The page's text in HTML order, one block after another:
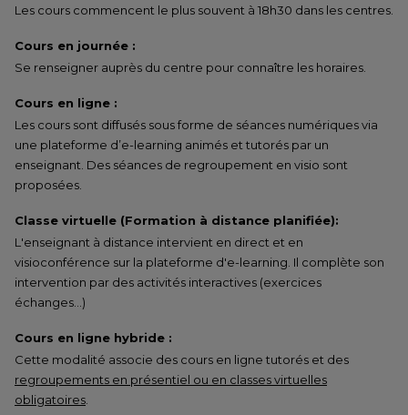
Les cours commencent le plus souvent à 18h30 dans les centres.
Cours en journée :
Se renseigner auprès du centre pour connaître les horaires.
Cours en ligne :
Les cours sont diffusés sous forme de séances numériques via
une plateforme d’e-learning animés et tutorés par un
enseignant. Des séances de regroupement en visio sont
proposées.
Classe virtuelle (Formation à distance planifiée):
L'enseignant à distance intervient en direct et en
visioconférence sur la plateforme d'e-learning. Il complète son
intervention par des activités interactives (exercices
échanges…)
Cours en ligne hybride :
Cette modalité associe des cours en ligne tutorés et des
regroupements en présentiel ou en classes virtuelles
obligatoires